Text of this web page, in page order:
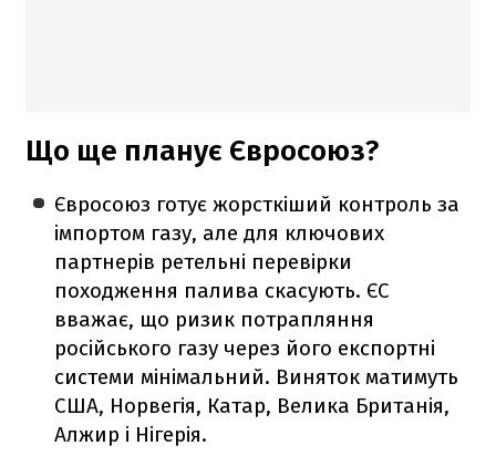
Що ще планує Євросоюз?
Євросоюз готує жорсткіший контроль за
імпортом газу, але для ключових
партнерів ретельні перевірки
походження палива скасують. ЄС
вважає, що ризик потрапляння
російського газу через його експортні
системи мінімальний. Виняток матимуть
США, Норвегія, Катар, Велика Британія,
Алжир і Нігерія.